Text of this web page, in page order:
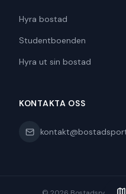
Hyra bostad
Studentboenden
Hyra ut sin bostad
KONTAKTA OSS